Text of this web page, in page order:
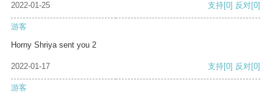
2022-01-25 支持[0] 反对[0]
游客
Horny Shriya sent you 2
2022-01-17 支持[0] 反对[0]
游客